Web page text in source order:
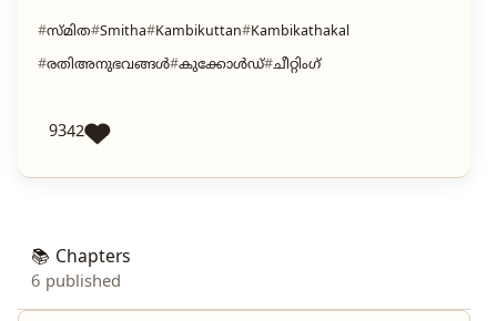
സ്മിത Smitha Kambikuttan
Kambikathakal
രതിഅനുഭവങ്ങൾ കുക്കോൾഡ് ചീറ്റിംഗ്
9342
📚 Chapters
6 published